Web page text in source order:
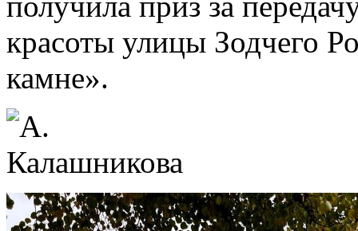
красоты улицы Зодчего
камне».